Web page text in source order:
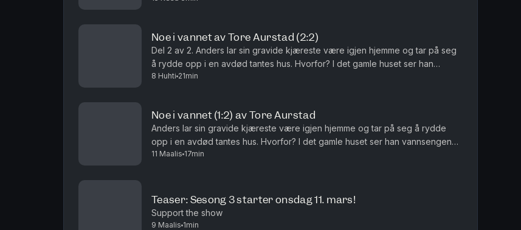
Noe i vannet av Tore Aurstad (2:2)
Del 2 av 2. Anders lar sin gravide kjæreste være igjen hjemme og tar på seg
å rydde opp i en avdød tantes hus. Hvorfor? I det gamle huset ser han
vannsengen hennes, den fra 80-tallet, og det er noe my...
8 Huhti 21min
Noe i vannet (1:2) av Tore Aurstad
Anders lar sin gravide kjæreste være igjen hjemme og tar på seg å rydde
opp i en avdød tantes hus. Hvorfor? I det gamle huset ser han vannsengen
hennes, den fra 80-tallet, og det er noe mystisk tiltre...
11 Maalis 17min
Teaser: Sesong 3 starter onsdag 11. mars!
Support the show
9 Maalis 1min